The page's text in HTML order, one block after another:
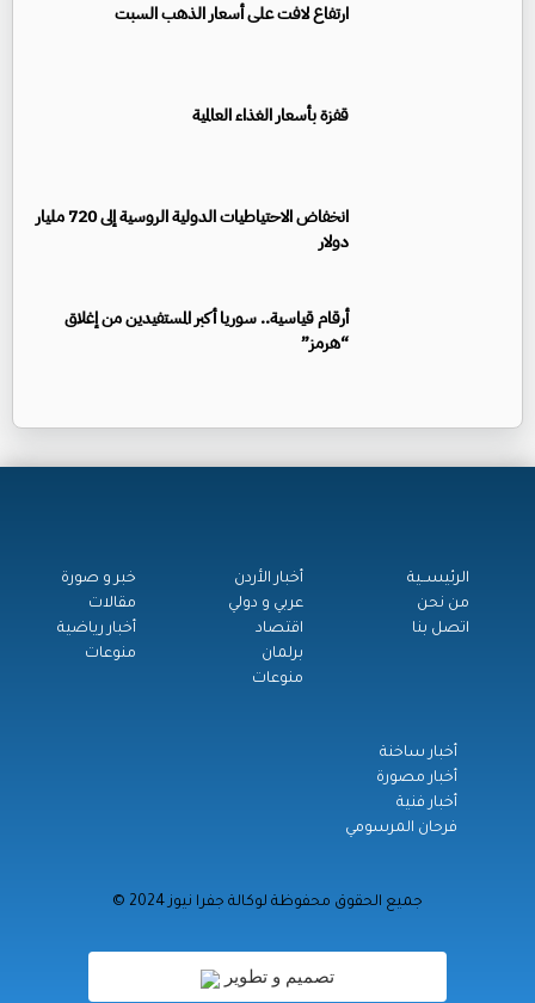
ارتفاع لافت على أسعار الذهب السبت
قفزة بأسعار الغذاء العالمية
انخفاض الاحتياطيات الدولية الروسية إلى 720 مليار
دولار
أرقام قياسية.. سوريا أكبر المستفيدين من إغلاق
“هرمز”
الرئيســية
من نحن
اتصل بنا
أخبار الأردن
عربي و دولي
اقتصاد
برلمان
منوعات
خبر و صورة
مقالات
أخبار رياضية
منوعات
أخبار ساخنة
أخبار مصورة
أخبار فنية
فرحان المرسومي
© جميع الحقوق محفوظة لوكالة جفرا نيوز 2024
تصميم و تطوير